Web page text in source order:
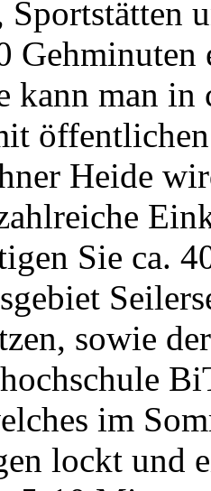
Sportstätten
kann man
Heide
Sie ca.
sowie
im
lockt und